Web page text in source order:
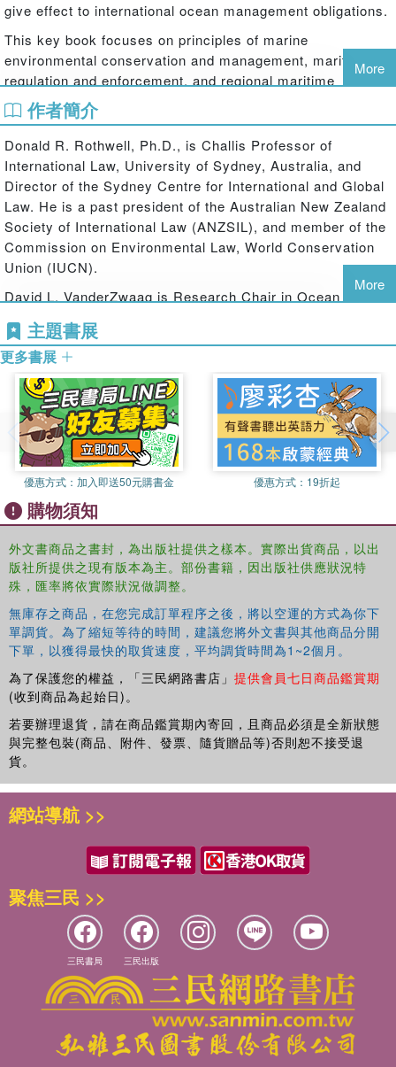
give effect to international ocean management obligations.
This key book focuses on principles of marine
environmental conservation and management, maritime
regulation and enforcement, and regional maritime
planning and implementation. With contributions from
respected scholars, this informative book collectively
assesses the obligations, compliance, implementation and
trends in international ocean law, particularly in giving
effect to an Oceans Policy, regional maritime planning,
international oceans governance, and maritime security.
This book will be of interest to all academics involved with
maritime studies and international law.
More
作者簡介
Donald R. Rothwell, Ph.D., is Challis Professor of
International Law, University of Sydney, Australia, and
Director of the Sydney Centre for International and Global
Law. He is a past president of the Australian New Zealand
Society of International Law (ANZSIL), and member of the
Commission on Environmental Law, World Conservation
Union (IUCN).
David L. VanderZwaag is Research Chair in Ocean Law
member of the Commission on Environmental Law (CEL),
World Conservation Union (IUCN) and presently chairs the
IUCN Specialist Group on Oceans, Coasts and Coral
Reefs.
More
主題書展
更多書展
優惠方式： 加入即送50元購書金 優惠方式： 19折起
購物須知
外文書商品之書封，為出版社提供之樣本。實際出貨商品，以出
版社所提供之現有版本為主。部份書籍，因出版社供應狀況特
殊，匯率將依實際狀況做調整。
無庫存之商品，在您完成訂單程序之後，將以空運的方式為你下
單調貨。為了縮短等待的時間，建議您將外文書與其他商品分開
下單，以獲得最快的取貨速度，平均調貨時間為1~2個月。
為了保護您的權益，「三民網路書店」 提供會員七日商品鑑賞期
(收到商品為起始日)。
若要辦理退貨，請在商品鑑賞期內寄回，且商品必須是全新狀態
與完整包裝(商品、附件、發票、隨貨贈品等)否則恕不接受退
貨。
網站導航 >>
聚焦三民 >>
三民書局 三民出版